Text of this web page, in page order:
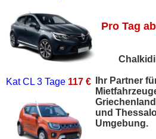
Kat CL 3 Tage 117 €
Pro Tag
Ihr Partner
und
Umgebung.